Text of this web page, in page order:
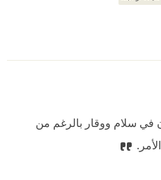
في سلام ووقار بالرغم من